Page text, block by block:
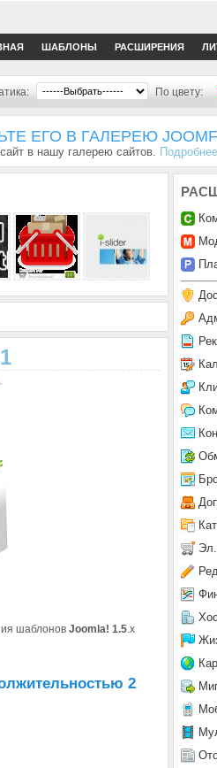
ШАБЛОНЫ РАСШИРЕНИЯ
По цвету:
ЕГО В ГАЛЕРЕЮ
в нашу галерею сайтов.
шаблонов Joomla! 1.5.x
2